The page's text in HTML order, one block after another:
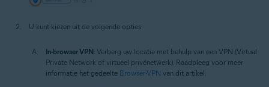
U kunt kiezen uit de volgende opties:
In-browser VPN: Verberg uw locatie met behulp van een VPN (Virtual
Private Network of virtueel privénetwerk). Raadpleeg voor meer
informatie het gedeelte Browser-VPN van dit artikel.